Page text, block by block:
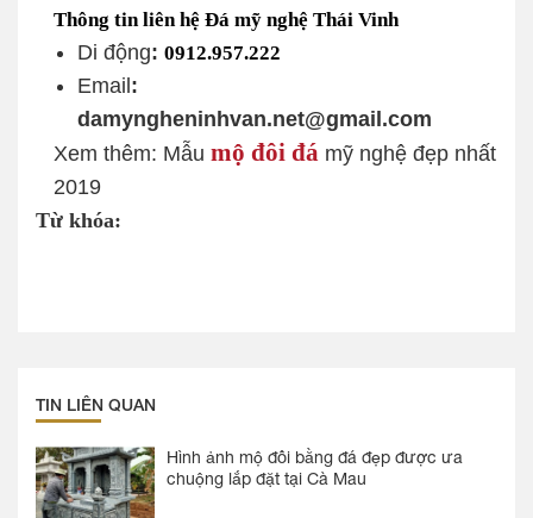
Thông tin liên hệ Đá mỹ nghệ Thái Vinh
Di động: 0912.957.222
Email :
damyngheninhvan.net@gmail.com
Xem thêm: Mẫu mộ đôi đá mỹ nghệ đẹp nhất
2019
Từ khóa:
TIN LIÊN QUAN
Hình ảnh mộ đôi bằng đá đẹp được ưa
chuộng lắp đặt tại Cà Mau